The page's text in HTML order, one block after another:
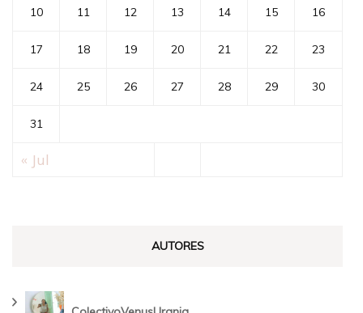
10 11 12 13 14 15 16
17 18 19 20 21 22 23
24 25 26 27 28 29 30
31
« Jul
AUTORES